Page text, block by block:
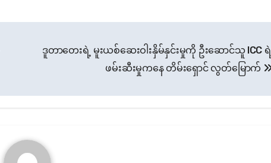
ဒူတာတေးရဲ့ မူးယစ်ဆေးဝါးနှိမ်နှင်းမှုကို ဦးဆောင်သူ ICC ရဲ့
ဖမ်းဆီးမှုကနေ တိမ်းရှောင် လွတ်မြောက်